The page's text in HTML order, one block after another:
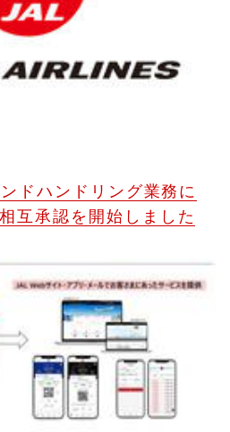
ドハンドリング業務に
互承認を開始しました